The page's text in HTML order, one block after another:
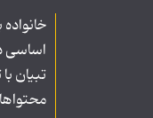
اساسی
تبیان